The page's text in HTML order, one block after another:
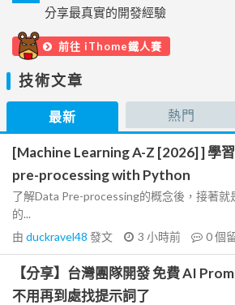
分享最真實的開發經驗
前往 iThome鐵人賽
技術文章
最新 熱門
[Machine Learning A-Z [2026] ] 學
pre-processing with Python
了解Data Pre-processing的概念後，接著就
的...
由 duckravel48 發文 3 小時前 0個
【分享】台灣團隊開發 免費 AI
不用再到處找提示詞了